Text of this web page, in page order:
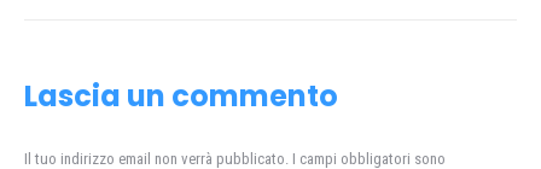
Lascia un commento
Il tuo indirizzo email non verrà pubblicato. I campi obbligatori sono